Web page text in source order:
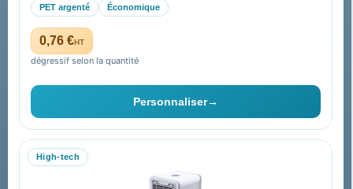
PET argenté Économique
0,76 €HT
dégressif selon la quantité
Personnaliser→
High-tech
Paiement sécurisé
Plan du site
Contact & devis
06 09 53 17 41
WhatsApp
equipe@promenoch-goodies.com